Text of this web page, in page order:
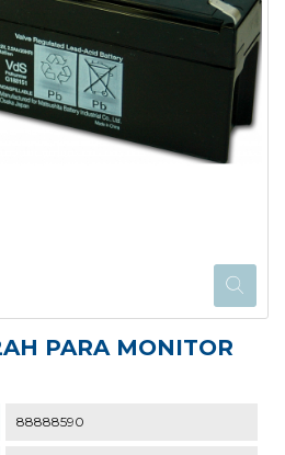
PARA MONITOR
88888590